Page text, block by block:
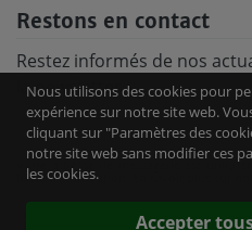
Restons en contact
Restez informés de nos
la newsletter :
Votre adresse de messagerie est
lettre d'information. En savoir plus sur
Nous utilisons des cookies pour
expérience sur notre site web.
cliquant sur "Paramètres des
notre site web sans modifier ces
les cookies.